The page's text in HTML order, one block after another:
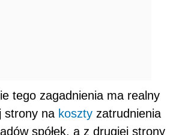
tego zagadnienia ma realny
strony na koszty zatrudnienia
spółek, a z drugiej strony